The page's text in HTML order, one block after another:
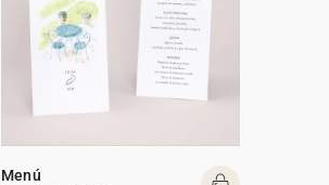
Menú